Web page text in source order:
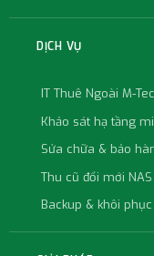
DỊCH VỤ
IT Thuê Ngoài M-
Khảo sát hạ tầng
Sửa chữa & bảo
Thu cũ đổi mới NAS
Backup & khôi